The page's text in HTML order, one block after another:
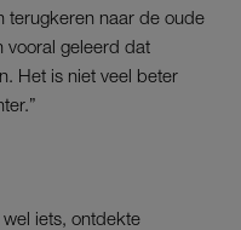
terugkeren naar de oude
vooral geleerd dat
Het is niet veel beter
iets, ontdekte